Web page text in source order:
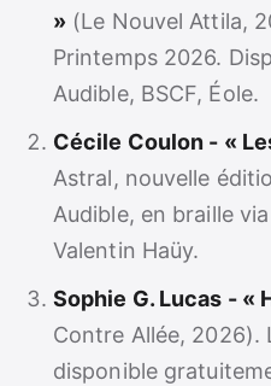
» (Le Nouvel Attila,
Printemps 2026.
Audible, BSCF, Éole.
Cécile Coulon - «
Astral, nouvelle
Audible, en braille
Valentin Haüy.
Sophie G. Lucas - «
Contre Allée, 2026).
disponible